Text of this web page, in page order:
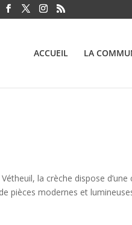
ACCUEIL LA
la crèche dispose
pièces modernes et